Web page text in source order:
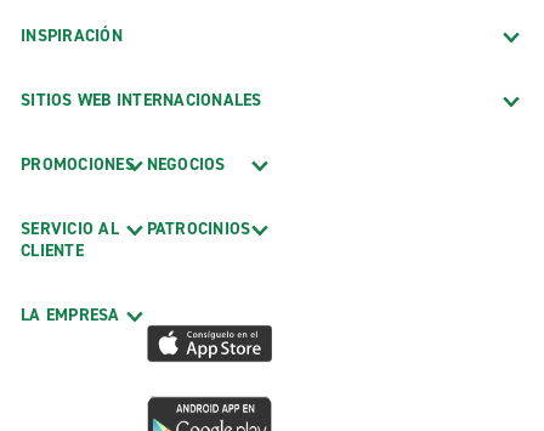
INSPIRACIÓN
SITIOS WEB INTERNACIONALES
PROMOCIONES
SERVICIO AL
CLIENTE
LA EMPRESA
NEGOCIOS
PATROCINIOS